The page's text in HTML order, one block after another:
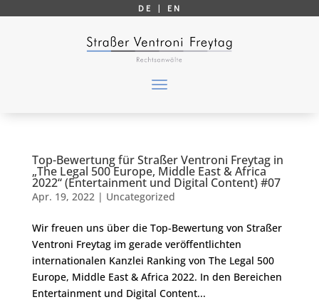
DE | EN
Top-Bewertung für Straßer Ventroni Freytag in
„The Legal 500 Europe, Middle East & Africa
2022“ (Entertainment und Digital Content) #07
Apr. 19, 2022| Uncategorized
Wir freuen uns über die Top-Bewertung von Straßer
Ventroni Freytag im gerade veröffentlichten
internationalen Kanzlei Ranking von The Legal 500
Europe, Middle East & Africa 2022. In den Bereichen
Entertainment und Digital Content...